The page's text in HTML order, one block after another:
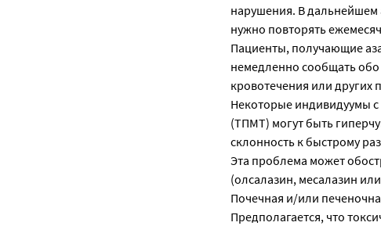
нарушения. В
нужно повторять
Пациенты, получающие
немедленно сообщать
кровотечения или других
Некоторые индивидуумы
(ТПМТ) могут быть
склонность к быстрому
Эта проблема может
(олсалазин, месалазин
Почечная и/или
Предполагается, что